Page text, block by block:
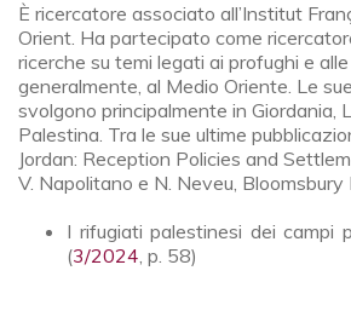
È ricercatore associato all’Institut
Orient. Ha partecipato come
ricerche su temi legati ai profughi e
generalmente, al Medio Oriente. Le
svolgono principalmente in Giordania,
Palestina. Tra le sue ultime
Jordan: Reception Policies and
V. Napolitano e N. Neveu,
I rifugiati palestinesi dei campi
(3/2024, p. 58)